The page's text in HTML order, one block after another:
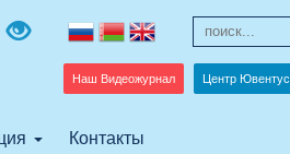
Наш Видеожурнал Центр Ювентус
Контакты